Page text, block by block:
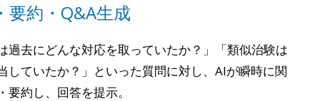
要約・Q&A生成
過去にどんな対応を取っていたか？」「類似治験は
していたか？」といった質問に対し、AIが瞬時に関
要約し、回答を提示。